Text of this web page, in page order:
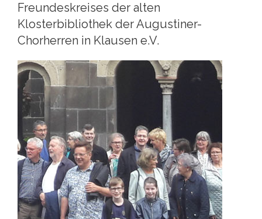
Freundeskreises der alten
Klosterbibliothek der Augustiner-
Chorherren in Klausen e.V.